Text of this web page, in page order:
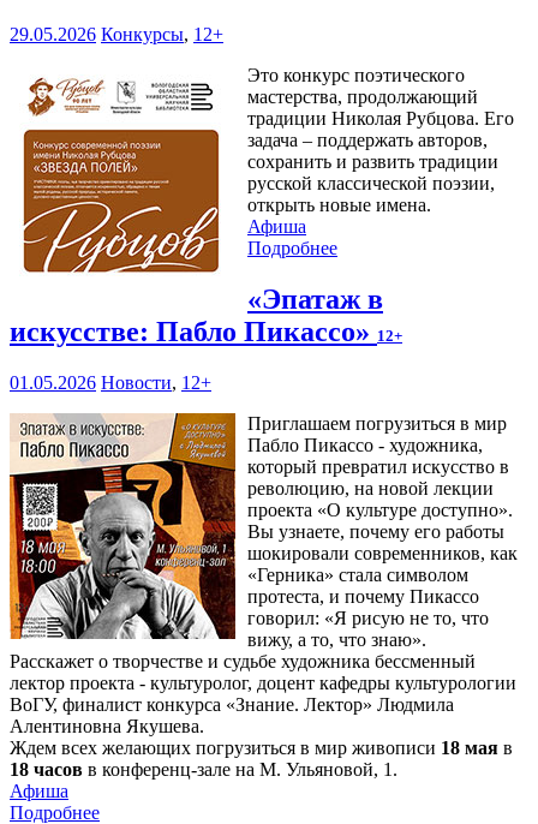
29.05.2026 Конкурсы, 12+
Это конкурс поэтического
мастерства, продолжающий
традиции Николая Рубцова. Его
задача – поддержать авторов,
сохранить и развить традиции
русской классической поэзии,
открыть новые имена.
Афиша
Подробнее
«Эпатаж в
искусстве: Пабло Пикассо» 12+
01.05.2026 Новости, 12+
Приглашаем погрузиться в мир
Пабло Пикассо - художника,
который превратил искусство в
революцию, на новой лекции
проекта «О культуре доступно».
Вы узнаете, почему его работы
шокировали современников, как
«Герника» стала символом
протеста, и почему Пикассо
говорил: «Я рисую не то, что
вижу, а то, что знаю».
Расскажет о творчестве и судьбе художника бессменный
лектор проекта - культуролог, доцент кафедры культурологии
ВоГУ, финалист конкурса «Знание. Лектор» Людмила
Алентиновна Якушева.
Ждем всех желающих погрузиться в мир живописи 18 мая в
18 часов в конференц-зале на М. Ульяновой, 1.
Афиша
Подробнее